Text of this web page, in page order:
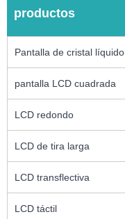
productos
Pantalla de cristal líquido
pantalla LCD cuadrada
LCD redondo
LCD de tira larga
LCD transflectiva
LCD táctil